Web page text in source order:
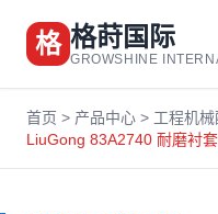
格 格莳国际
GROWSHINE
首页 > 产品中心 > 工程机
LiuGong 83A2740 耐磨衬